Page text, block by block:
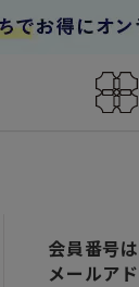
会員番号
メールア